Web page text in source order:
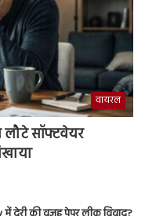
वायरल
लौटे सॉफ्टवेयर